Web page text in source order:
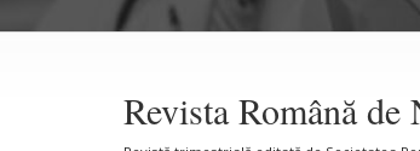
Revista Română